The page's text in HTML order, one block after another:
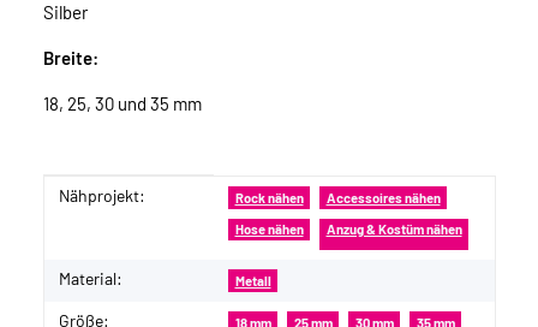
Silber
Breite:
18, 25, 30 und 35 mm
Produkteigenschaft
Wert
Nähprojekt: Rock nähen Accessoires nähen
Hose nähen Anzug & Kostüm nähen
Material: Metall
Größe: 18 mm 25 mm 30 mm 35 mm